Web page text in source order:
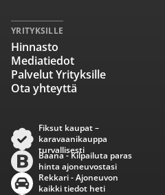
YRITYKSILLE
Hinnasto
Mediatiedot
Palvelut Yrityksille
Ota yhteyttä
Fiksut kaupat –
karavaanikauppa
turvallisesti
Baana - Kilpailuta paras
hinta ajoneuvostasi
Rekkari - Ajoneuvon
kaikki tiedot heti